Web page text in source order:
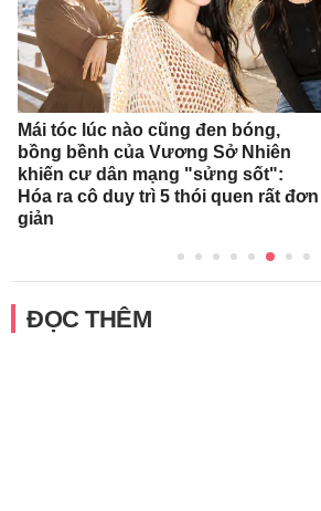
Mái tóc lúc nào cũng đen bóng,
bồng bềnh của Vương Sở Nhiên
khiến cư dân mạng "sửng sốt":
Hóa ra cô duy trì 5 thói quen rất đơn
giản
ĐỌC THÊM